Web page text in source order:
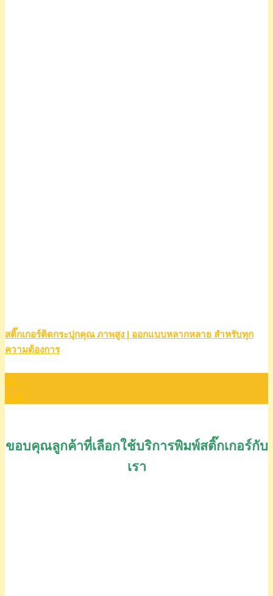
สติ๊กเกอร์ติดกระปุกคุณ ภาพสูง | ออกแบบหลากหลาย สำหรับทุก
ความต้องการ
24
ม.ค.
ขอบคุณลูกค้าที่เลือกใช้บริการพิมพ์สติ๊กเกอร์กับ
เรา